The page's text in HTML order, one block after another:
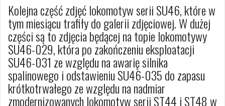
Kolejna część zdjęć lokomotyw serii SU46, które w
tym miesiącu trafiły do galerii zdjęciowej. W dużej
części są to zdjęcia będącej na topie lokomotywy
SU46-029, która po zakończeniu eksploatacji
SU46-031 ze względu na awarię silnika
spalinowego i odstawieniu SU46-035 do zapasu
krótkotrwałego ze względu na nadmiar
zmodernizowanych lokomotyw serii ST44 i ST48 w